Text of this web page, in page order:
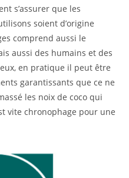
s’assurer que les
soient d’origine
comprend aussi le
aussi des humains et des
en pratique il peut être
garantissants que ce ne
les noix de coco qui
vite chronophage pour une